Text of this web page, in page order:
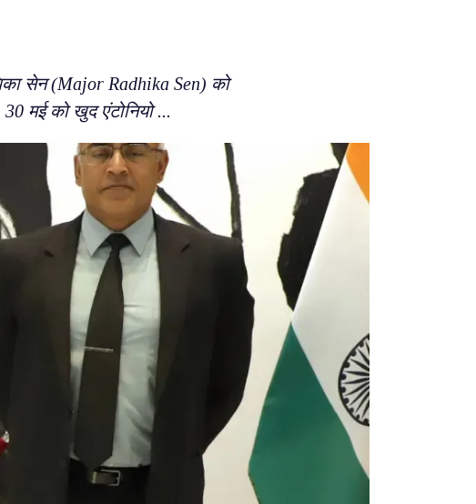
सेन (Major Radhika Sen) को
30 मई को खुद एंटोनियो ...